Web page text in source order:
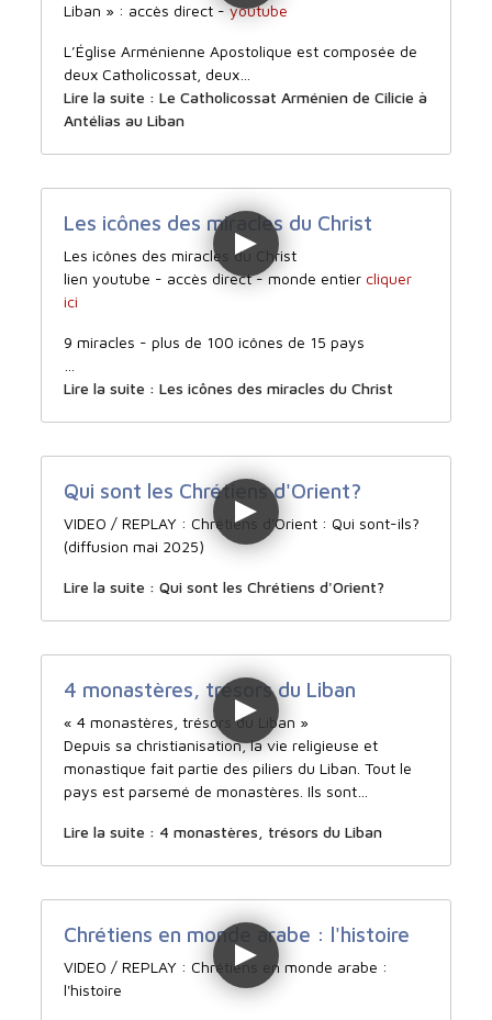
Liban » : accès direct -youtube
L’Église Arménienne Apostolique est composée de
deux Catholicossat, deux…
Lire la suite : Le Catholicossat Arménien de Cilicie à
Antélias au Liban
Les icônes des miracles du Christ
Les icônes des miracles du Christ
lien youtube - accès direct - monde entier cliquer
ici
9 miracles - plus de 100 icônes de 15 pays
Lire la suite : Les icônes des miracles du Christ
Qui sont les Chrétiens d'Orient?
VIDEO / REPLAY : Chrétiens d'Orient : Qui sont-ils?
(diffusion mai 2025)
Lire la suite : Qui sont les Chrétiens d'Orient?
4 monastères, trésors du Liban
« 4 monastères, trésors du Liban »
Depuis sa christianisation, la vie religieuse et
monastique fait partie des piliers du Liban. Tout le
pays est parsemé de monastères. Ils sont…
Lire la suite : 4 monastères, trésors du Liban
Chrétiens en monde arabe : l'histoire
VIDEO / REPLAY : Chrétiens en monde arabe :
l'histoire